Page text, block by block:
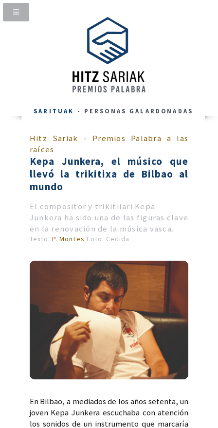
SARITUAK - PERSONAS GALARDONADAS
Hitz Sariak - Premios Palabra a las
raíces
Kepa Junkera, el músico que
llevó la trikitixa de Bilbao al
mundo
El compositor y trikitilari Kepa
Junkera ha sido una de las figuras clave
en la renovación de la música vasca.
Texto:P. Montes Foto: Cedida
En Bilbao, a mediados de los años setenta, un
joven Kepa Junkera escuchaba con atención
los sonidos de un instrumento que marcaría